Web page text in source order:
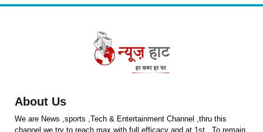
About Us
We are News ,sports ,Tech & Entertainment Channel ,thru this
channel we try to reach max with full efficacy and at 1st . To remain